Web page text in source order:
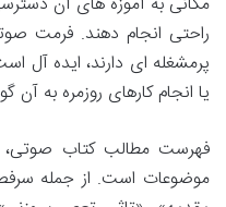
راحتی انجام دهند. فرمت
پرمشغله ای دارند، ایده آل
یا انجام کارهای روزمره به آن
فهرست مطالب کتاب
موضوعات است. از جمله